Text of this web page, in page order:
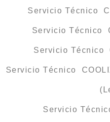
Servicio Técnico
Servicio Técnico
Servicio Técnico
Servicio Técnico
Servicio